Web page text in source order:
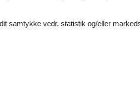
samtykke vedr. statistik og/eller